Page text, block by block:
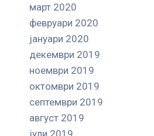
март 2020
февруари 2020
јануари 2020
декември 2019
ноември 2019
октомври 2019
септември 2019
август 2019
јули 2019